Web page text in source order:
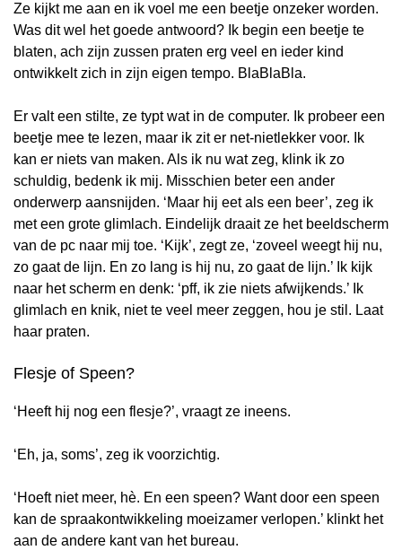
Ze kijkt me aan en ik voel me een beetje onzeker worden.
Was dit wel het goede antwoord? Ik begin een beetje te
blaten, ach zijn zussen praten erg veel en ieder kind
ontwikkelt zich in zijn eigen tempo. BlaBlaBla.
Er valt een stilte, ze typt wat in de computer. Ik probeer een
beetje mee te lezen, maar ik zit er net-nietlekker voor. Ik
kan er niets van maken. Als ik nu wat zeg, klink ik zo
schuldig, bedenk ik mij. Misschien beter een ander
onderwerp aansnijden. ‘Maar hij eet als een beer’, zeg ik
met een grote glimlach. Eindelijk draait ze het beeldscherm
van de pc naar mij toe. ‘Kijk’, zegt ze, ‘zoveel weegt hij nu,
zo gaat de lijn. En zo lang is hij nu, zo gaat de lijn.’ Ik kijk
naar het scherm en denk: ‘pff, ik zie niets afwijkends.’ Ik
glimlach en knik, niet te veel meer zeggen, hou je stil. Laat
haar praten.
Flesje of Speen?
‘Heeft hij nog een flesje?’, vraagt ze ineens.
‘Eh, ja, soms’, zeg ik voorzichtig.
‘Hoeft niet meer, hè. En een speen? Want door een speen
kan de spraakontwikkeling moeizamer verlopen.’ klinkt het
aan de andere kant van het bureau.